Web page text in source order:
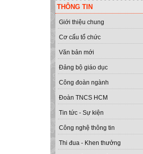
THÔNG TIN
Giới thiệu chung
Cơ cấu tổ chức
Văn bản mới
Đảng bộ giáo dục
Công đoàn ngành
Đoàn TNCS HCM
Tin tức - Sự kiện
Công nghệ thông tin
Thi đua - Khen thưởng